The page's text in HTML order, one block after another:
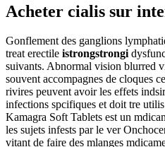
Acheter cialis sur
Gonflement des ganglions
treat erectile istrongstrongi
suivants. Abnormal vision blurred
souvent accompagnes de cloques
rivires peuvent avoir les effets
infections spcifiques et doit tre
Kamagra Soft Tablets est un
les sujets infests par le ver
vitant de faire des mlanges